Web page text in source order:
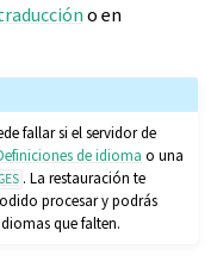
o en
fallar si el servidor de
de idioma o una
. La restauración te
procesar y podrás
que falten.